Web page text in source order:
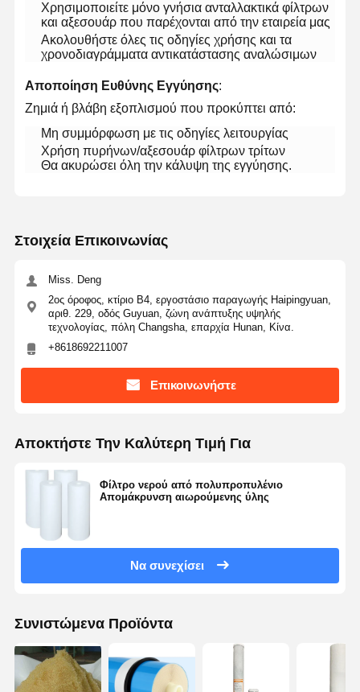
Επισκέψεις
Στο
Εργοστάσιο
Έλεγχος
Ποιότητας
Επικοινωνήσ
Τε Μαζί Μας
Ειδήσεις
Υποθέσεις
Ζητήστε
Προσφορά
Μηχανή νερού Ultrapure
σύστημα καθαρισμού νερού υπερκαθαρότητας
Εξοπλισμός για υπερκαθαρό νερό
Σύστημα διήθησης υπερκαθαρού νερού
Σύστημα ύδρευσης RO Ultra Pure
Εξιοντισμένη μηχανή νερού
Καταναλωτικά για καθαρισμό νερού
Χρησιμοποιείτε μόνο γνήσια ανταλλακτικά φίλτρων
και αξεσουάρ που παρέχονται από την εταιρεία μας
Ακολουθήστε όλες τις οδηγίες χρήσης και τα
χρονοδιαγράμματα αντικατάστασης αναλώσιμων
​Αποποίηση Ευθύνης Εγγύησης​​:
Ζημιά ή βλάβη εξοπλισμού που προκύπτει από:
Μη συμμόρφωση με τις οδηγίες λειτουργίας
Χρήση πυρήνων/αξεσουάρ φίλτρων τρίτων
Θα ακυρώσει όλη την κάλυψη της εγγύησης.
Στοιχεία Επικοινωνίας
Miss. Deng
2ος όροφος, κτίριο Β4, εργοστάσιο παραγωγής Haipingyuan,
αριθ. 229, οδός Guyuan, ζώνη ανάπτυξης υψηλής
τεχνολογίας, πόλη Changsha, επαρχία Hunan, Κίνα.
+8618692211007
Επικοινωνήστε
Αποκτήστε Την Καλύτερη Τιμή Για
Φίλτρο νερού από πολυπροπυλένιο
Απομάκρυνση αιωρούμενης ύλης
Να συνεχίσει
Συνιστώμενα Προϊόντα